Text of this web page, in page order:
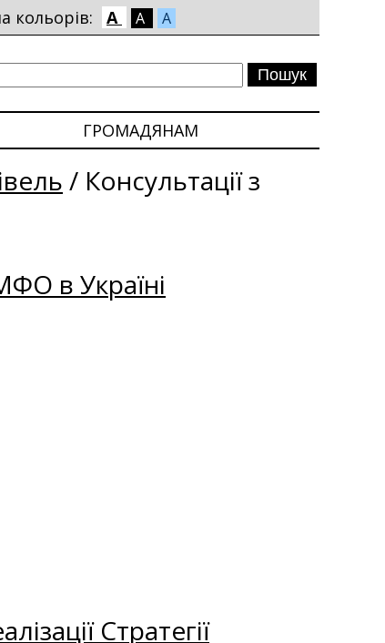
кольорів: A A A
ГРОМАДЯНАМ
/ Консультації з
в Україні
Стратегії